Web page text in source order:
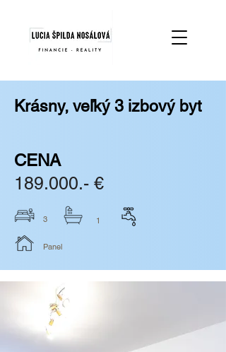
Krásny, veľký 3 izbový byt
CENA
189.000.- €
3 1
Panel